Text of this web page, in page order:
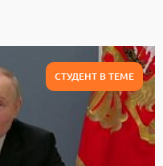
СТУДЕНТ В ТЕМЕ